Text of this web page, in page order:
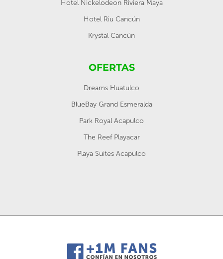
Hotel Nickelodeon Riviera Maya
Hotel Riu Cancún
Krystal Cancún
OFERTAS
Dreams Huatulco
BlueBay Grand Esmeralda
Park Royal Acapulco
The Reef Playacar
Playa Suites Acapulco